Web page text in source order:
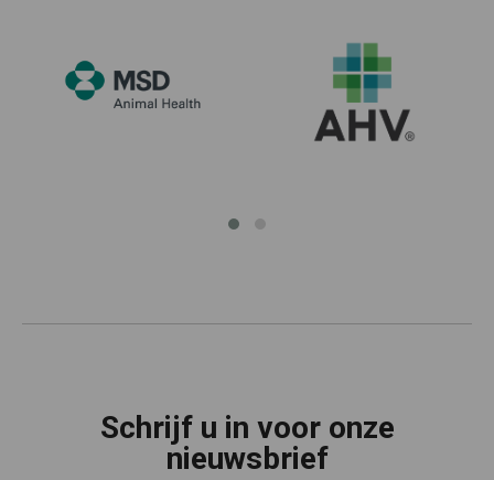
Schrijf u in voor onze
nieuwsbrief